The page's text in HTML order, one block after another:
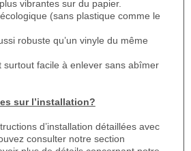
vibrantes sur du papier.
(sans plastique comme le
robuste qu’un vinyle du même
surtout facile à enlever sans abîmer
sur l’installation?
d’installation détaillées avec
consulter notre section